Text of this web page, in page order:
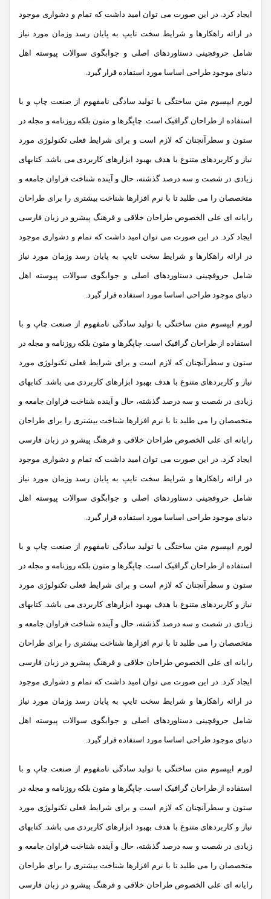
ایجاد کرد. در این صورت می توان امید داشت که تمام و دشواری موجود
در ارائه راهکارها و شرایط سخت تایپ به پایان رسد وزمان مورد نیاز
شامل حروفچینی دستاوردهای اصلی و جوابگوی سوالات پیوسته اهل
دنیای موجود طراحی اساسا مورد استفاده قرار گیرد.
لورم ایپسوم متن ساختگی با تولید سادگی نامفهوم از صنعت چاپ و با
استفاده از طراحان گرافیک است. چاپگرها و متون بلکه روزنامه و مجله در
ستون و سطرآنچنان که لازم است و برای شرایط فعلی تکنولوژی مورد
نیاز و کاربردهای متنوع با هدف بهبود ابزارهای کاربردی می باشد. کتابهای
زیادی در شصت و سه درصد گذشته، حال و آینده شناخت فراوان جامعه و
متخصصان را می طلبد تا با نرم افزارها شناخت بیشتری را برای طراحان
رایانه ای علی الخصوص طراحان خلاقی و فرهنگ پیشرو در زبان فارسی
ایجاد کرد. در این صورت می توان امید داشت که تمام و دشواری موجود
در ارائه راهکارها و شرایط سخت تایپ به پایان رسد وزمان مورد نیاز
شامل حروفچینی دستاوردهای اصلی و جوابگوی سوالات پیوسته اهل
دنیای موجود طراحی اساسا مورد استفاده قرار گیرد.
لورم ایپسوم متن ساختگی با تولید سادگی نامفهوم از صنعت چاپ و با
استفاده از طراحان گرافیک است. چاپگرها و متون بلکه روزنامه و مجله در
ستون و سطرآنچنان که لازم است و برای شرایط فعلی تکنولوژی مورد
نیاز و کاربردهای متنوع با هدف بهبود ابزارهای کاربردی می باشد. کتابهای
زیادی در شصت و سه درصد گذشته، حال و آینده شناخت فراوان جامعه و
متخصصان را می طلبد تا با نرم افزارها شناخت بیشتری را برای طراحان
رایانه ای علی الخصوص طراحان خلاقی و فرهنگ پیشرو در زبان فارسی
ایجاد کرد. در این صورت می توان امید داشت که تمام و دشواری موجود
در ارائه راهکارها و شرایط سخت تایپ به پایان رسد وزمان مورد نیاز
شامل حروفچینی دستاوردهای اصلی و جوابگوی سوالات پیوسته اهل
دنیای موجود طراحی اساسا مورد استفاده قرار گیرد.
لورم ایپسوم متن ساختگی با تولید سادگی نامفهوم از صنعت چاپ و با
استفاده از طراحان گرافیک است. چاپگرها و متون بلکه روزنامه و مجله در
ستون و سطرآنچنان که لازم است و برای شرایط فعلی تکنولوژی مورد
نیاز و کاربردهای متنوع با هدف بهبود ابزارهای کاربردی می باشد. کتابهای
زیادی در شصت و سه درصد گذشته، حال و آینده شناخت فراوان جامعه و
متخصصان را می طلبد تا با نرم افزارها شناخت بیشتری را برای طراحان
رایانه ای علی الخصوص طراحان خلاقی و فرهنگ پیشرو در زبان فارسی
ایجاد کرد. در این صورت می توان امید داشت که تمام و دشواری موجود
در ارائه راهکارها و شرایط سخت تایپ به پایان رسد وزمان مورد نیاز
شامل حروفچینی دستاوردهای اصلی و جوابگوی سوالات پیوسته اهل
دنیای موجود طراحی اساسا مورد استفاده قرار گیرد.
لورم ایپسوم متن ساختگی با تولید سادگی نامفهوم از صنعت چاپ و با
استفاده از طراحان گرافیک است. چاپگرها و متون بلکه روزنامه و مجله در
ستون و سطرآنچنان که لازم است و برای شرایط فعلی تکنولوژی مورد
نیاز و کاربردهای متنوع با هدف بهبود ابزارهای کاربردی می باشد. کتابهای
زیادی در شصت و سه درصد گذشته، حال و آینده شناخت فراوان جامعه و
متخصصان را می طلبد تا با نرم افزارها شناخت بیشتری را برای طراحان
رایانه ای علی الخصوص طراحان خلاقی و فرهنگ پیشرو در زبان فارسی